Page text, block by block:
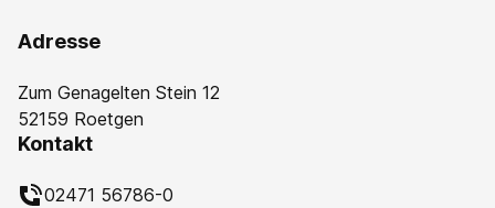
Adresse
Zum Genagelten Stein 12
52159 Roetgen
Kontakt
02471 56786-0